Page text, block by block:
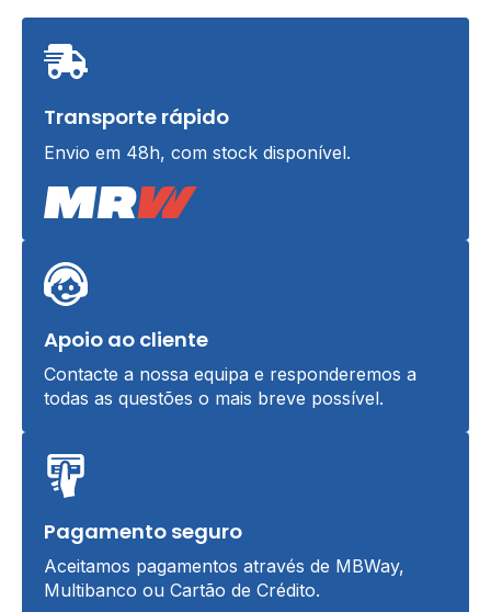
Transporte rápido
Envio em 48h, com stock disponível.
Apoio ao cliente
Contacte a nossa equipa e responderemos a
todas as questões o mais breve possível.
Pagamento seguro
Aceitamos pagamentos através de MBWay,
Multibanco ou Cartão de Crédito.